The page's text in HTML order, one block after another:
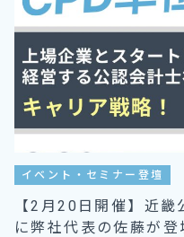
イベント・セミナー登壇
【2月20日開催】近
に弊社代表の佐藤が登